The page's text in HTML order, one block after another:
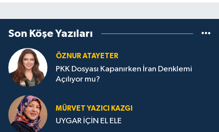
Son Köşe Yazıları
ÖZNUR ATAYETER
PKK Dosyası Kapanırken İran Denklemi
Açılıyor mu?
MÜRVET YAZICI KAZGI
UYGAR İÇİN EL ELE